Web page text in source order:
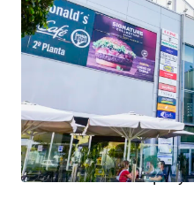
Consolidated urban
Resilient asset with
rate of c. 99%
Located in Las
largest city of the
touristic destination
million travelers per